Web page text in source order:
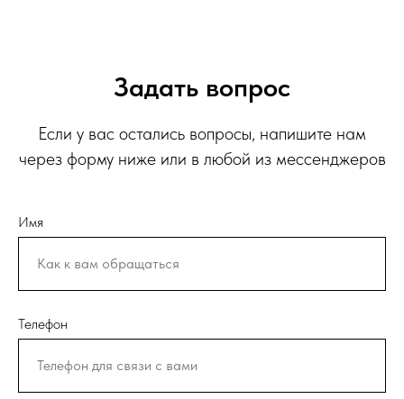
Задать вопрос
Если у вас остались вопросы, напишите нам
через форму ниже или в любой из мессенджеров
Имя
Телефон